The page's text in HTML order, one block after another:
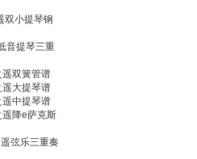
双小提琴钢
音提琴三重
双簧管谱
大提琴谱
中提琴谱
降e萨克斯
弦乐三重奏